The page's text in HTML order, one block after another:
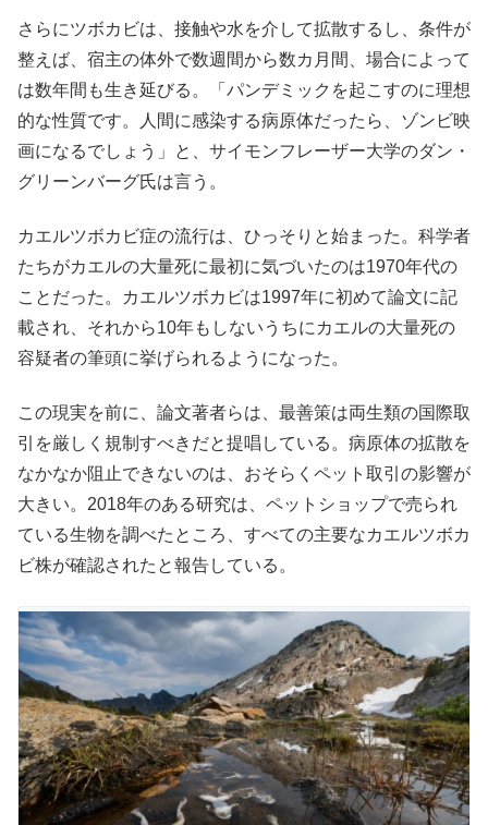
さらにツボカビは、接触や水を介して拡散するし、条件が
整えば、宿主の体外で数週間から数カ月間、場合によって
は数年間も生き延びる。「パンデミックを起こすのに理想
的な性質です。人間に感染する病原体だったら、ゾンビ映
画になるでしょう」と、サイモンフレーザー大学のダン・
グリーンバーグ氏は言う。
カエルツボカビ症の流行は、ひっそりと始まった。科学者
たちがカエルの大量死に最初に気づいたのは1970年代の
ことだった。カエルツボカビは1997年に初めて論文に記
載され、それから10年もしないうちにカエルの大量死の
容疑者の筆頭に挙げられるようになった。
この現実を前に、論文著者らは、最善策は両生類の国際取
引を厳しく規制すべきだと提唱している。病原体の拡散を
なかなか阻止できないのは、おそらくペット取引の影響が
大きい。2018年のある研究は、ペットショップで売られ
ている生物を調べたところ、すべての主要なカエルツボカ
ビ株が確認されたと報告している。